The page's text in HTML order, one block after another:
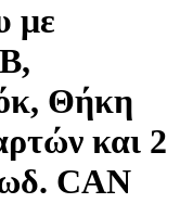
με
Θήκη
και 2
CAN